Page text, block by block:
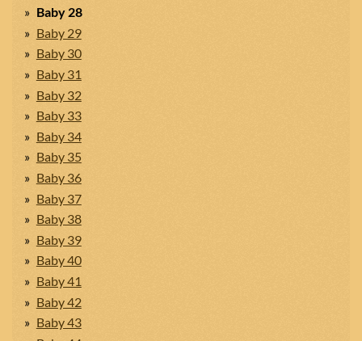
Baby 28
Baby 29
Baby 30
Baby 31
Baby 32
Baby 33
Baby 34
Baby 35
Baby 36
Baby 37
Baby 38
Baby 39
Baby 40
Baby 41
Baby 42
Baby 43